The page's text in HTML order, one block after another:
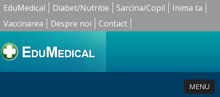
EduMedical Diabet/Nutritie Sarcina/Copil
Inima ta
Vaccinarea
Despre noi Contact
MENU